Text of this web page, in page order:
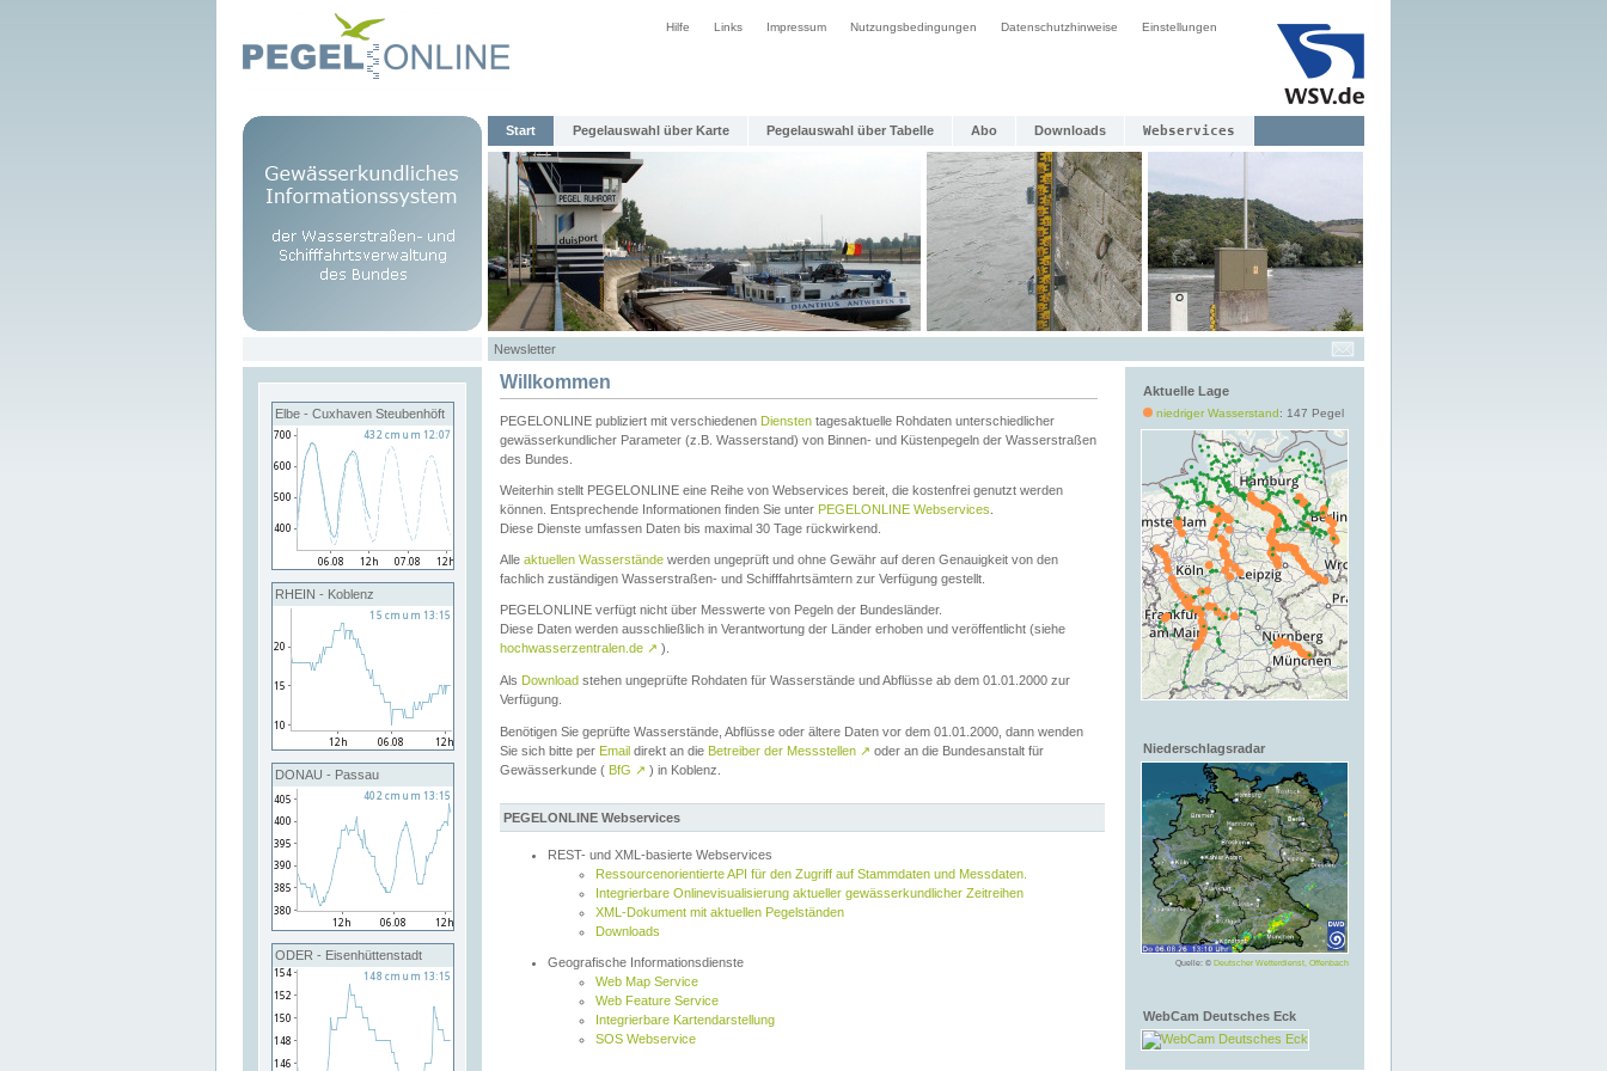
Hilfe Links Impressum Nutzungsbedingungen Datenschutzhinweise Einstellungen
Start Pegelauswahl über Karte Pegelauswahl über Tabelle Abo Downloads Webservices
Newsletter
Elbe - Cuxhaven Steubenhöft
RHEIN - Koblenz
DONAU - Passau
ODER - Eisenhüttenstadt
Aktuelle Lage
niedriger Wasserstand: 147 Pegel
Niederschlagsradar
Quelle: © Deutscher Wetterdienst, Offenbach
WebCam Deutsches Eck
Willkommen
PEGELONLINE publiziert mit verschiedenen Diensten tagesaktuelle Rohdaten unterschiedlicher
gewässerkundlicher Parameter (z.B. Wasserstand) von Binnen- und Küstenpegeln der Wasserstraßen
des Bundes.
Weiterhin stellt PEGELONLINE eine Reihe von Webservices bereit, die kostenfrei genutzt werden
können. Entsprechende Informationen finden Sie unter PEGELONLINE Webservices
Diese Dienste umfassen Daten bis maximal 30 Tage rückwirkend.
Alle aktuellen Wasserstände werden ungeprüft und ohne Gewähr auf deren Genauigkeit von den
fachlich zuständigen Wasserstraßen- und Schifffahrtsämtern zur Verfügung gestellt.
PEGELONLINE verfügt nicht über Messwerte von Pegeln der Bundesländer.
Diese Daten werden ausschließlich in Verantwortung der Länder erhoben und veröffentlicht (siehe
hochwasserzentralen.de ↗ ).
Als Download stehen ungeprüfte Rohdaten für Wasserstände und Abflüsse ab dem 01.01.2000 zur
Verfügung.
Benötigen Sie geprüfte Wasserstände, Abflüsse oder ältere Daten vor dem 01.01.2000, dann wenden
Sie sich bitte per Email direkt an die Betreiber der Messstellen ↗ oder an die Bundesanstalt für
Gewässerkunde ( BfG ↗ ) in Koblenz.
PEGELONLINE Webservices
REST- und XML-basierte Webservices
Ressourcenorientierte API für den Zugriff auf Stammdaten und Messdaten.
Integrierbare Onlinevisualisierung aktueller gewässerkundlicher Zeitreihen
XML-Dokument mit aktuellen Pegelständen
Downloads
Geografische Informationsdienste
Web Map Service
Web Feature Service
Integrierbare Kartendarstellung
SOS Webservice